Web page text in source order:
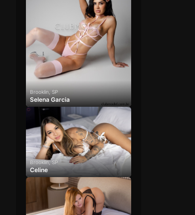
Brooklin, SP
Selena Garcia
Brooklin, SP
Celine